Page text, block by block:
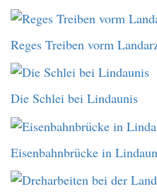
Reges Treiben vorm
Die Schlei bei Lindaunis
Eisenbahnbrücke in